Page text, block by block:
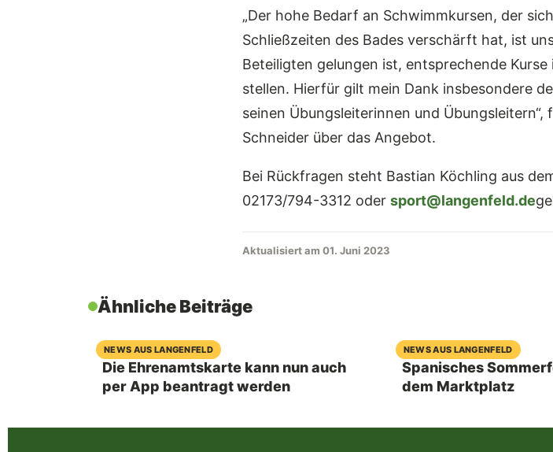
„Der hohe Bedarf an Schwimmkursen, der
Schließzeiten des Bades verschärft hat, ist
Beteiligten gelungen ist, entsprechende
stellen. Hierfür gilt mein Dank insbesondere
seinen Übungsleiterinnen und
Schneider über das Angebot.
Bei Rückfragen steht Bastian Köchling aus
02173/794-3312 oder sport@langenfeld.de
Aktualisiert am 01. Juni 2023
Ähnliche Beiträge
NEWS AUS LANGENFELD
07. August 2026
Die Ehrenamtskarte kann nun auch
per App beantragt werden
NEWS AUS LANGENFELD
06. August 2026
Spanisches
dem Marktplatz